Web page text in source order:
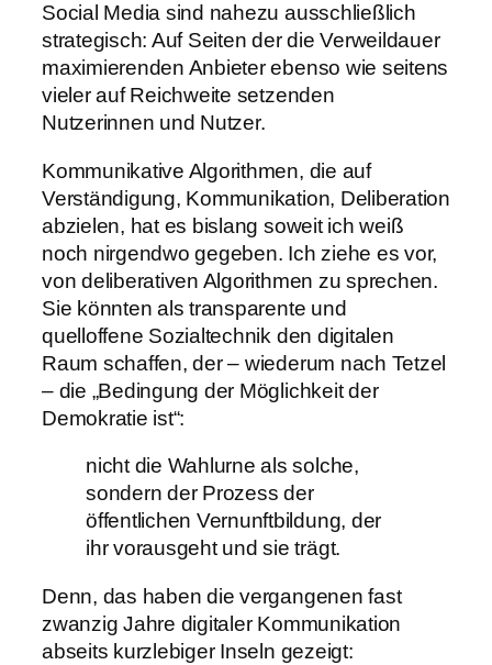
Social Media sind nahezu ausschließlich
strategisch: Auf Seiten der die Verweildauer
maximierenden Anbieter ebenso wie seitens
vieler auf Reichweite setzenden
Nutzerinnen und Nutzer.
Kommunikative Algorithmen, die auf
Verständigung, Kommunikation, Deliberation
abzielen, hat es bislang soweit ich weiß
noch nirgendwo gegeben. Ich ziehe es vor,
von deliberativen Algorithmen zu sprechen.
Sie könnten als transparente und
quelloffene Sozialtechnik den digitalen
Raum schaffen, der – wiederum nach Tetzel
– die „Bedingung der Möglichkeit der
Demokratie ist“:
nicht die Wahlurne als solche,
sondern der Prozess der
öffentlichen Vernunftbildung, der
ihr vorausgeht und sie trägt.
Denn, das haben die vergangenen fast
zwanzig Jahre digitaler Kommunikation
abseits kurzlebiger Inseln gezeigt: